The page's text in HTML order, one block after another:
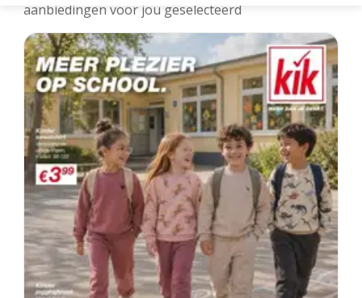
aanbiedingen voor jou geselecteerd